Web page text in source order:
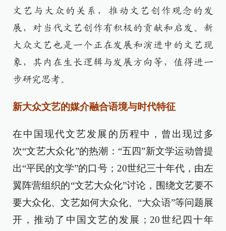
文艺与大众的关系，推动文艺创作观念的发
展，对当代文艺创作有积极的贡献和启发。新
大众文艺也是一个正在发展和演进中的文艺现
象，其内在生长逻辑与发展方向等，值得进一
步研究思考。
新大众文艺的媒介融合语境与时代特征
在中国现代文艺发展的历程中，曾出现过多
次“文艺大众化”的热潮：“五四”新文学运动曾提
出“平民的文学”的口号；20世纪三十年代，由左
翼阵营组织的“文艺大众化”讨论，围绕文艺要不
要大众化、文艺如何大众化、“大众语”等问题展
开，推动了中国文艺的发展；20世纪四十年